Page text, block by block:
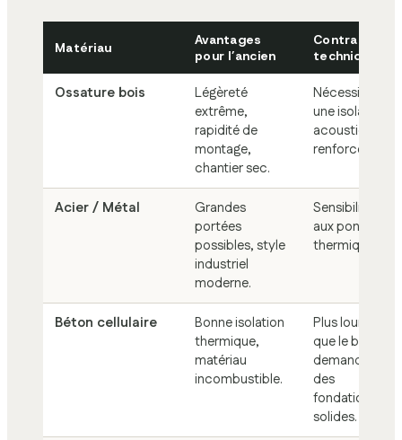
Matériau
Avantages
pour l’ancien
Contraintes
techniques
Ossature bois
Légèreté
extrême,
rapidité de
montage,
chantier sec.
Nécessite
une isolation
acoustique
renforcée.
Acier / Métal
Grandes
portées
possibles, style
industriel
moderne.
Sensibilité
aux ponts
thermiques.
Béton cellulaire
Bonne isolation
thermique,
matériau
incombustible.
Plus lourd
que le bois,
demande
des
fondations
solides.